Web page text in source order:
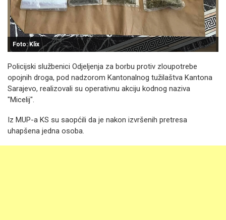
Foto: Klix
Policijski službenici Odjeljenja za borbu protiv zloupotrebe
opojnih droga, pod nadzorom Kantonalnog tužilaštva Kantona
Sarajevo, realizovali su operativnu akciju kodnog naziva
"Micelij".
Iz MUP-a KS su saopćili da je nakon izvršenih pretresa
uhapšena jedna osoba.